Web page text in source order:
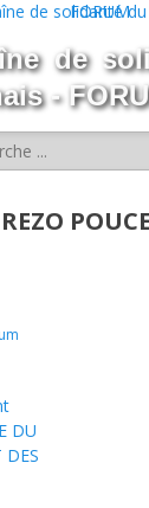
de
-
:
POUCE
DU
DES